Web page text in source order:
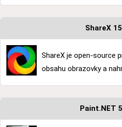
ShareX
ShareX je open-source
obsahu obrazovky a
Paint.NET